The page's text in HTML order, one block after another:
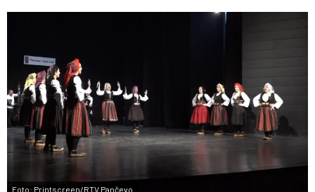
Foto: Printscreen/RTV Pančevo